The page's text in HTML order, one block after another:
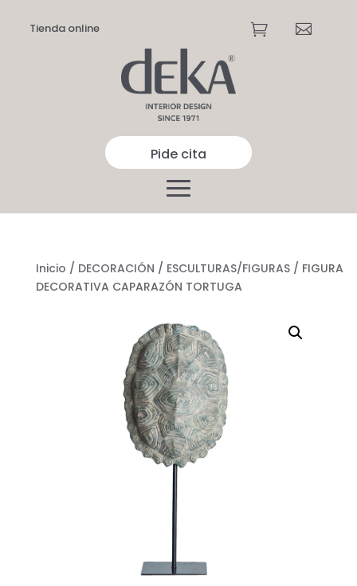
Tienda online  
Pide cita
Inicio / DECORACIÓN / ESCULTURAS/FIGURAS/ FIGURA
DECORATIVA CAPARAZÓN TORTUGA